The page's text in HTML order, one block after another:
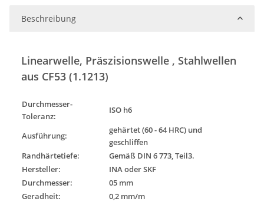
Beschreibung
Linearwelle, Präszisionswelle , Stahlwellen
aus CF53 (1.1213)
Durchmesser-
Toleranz:
ISO h6
Ausführung:
gehärtet (60 - 64 HRC) und
geschliffen
Randhärtetiefe:
Gemäß DIN 6 773, Teil3.
Hersteller:
INA oder SKF
Durchmesser:
05 mm
Geradheit:
0,2 mm/m